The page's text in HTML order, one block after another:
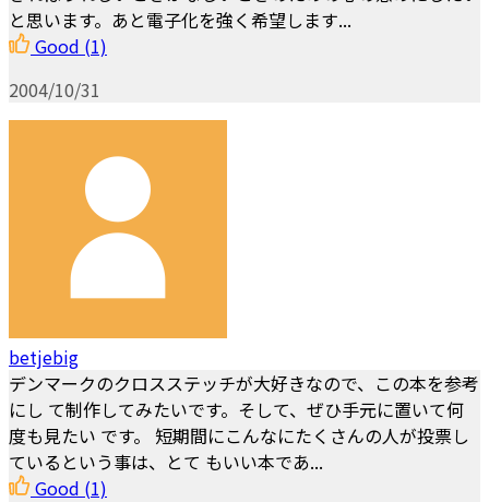
と思います。あと電子化を強く希望します...
Good (1)
2004/10/31
betjebig
デンマークのクロスステッチが大好きなので、この本を参考
にし て制作してみたいです。そして、ぜひ手元に置いて何
度も見たい です。 短期間にこんなにたくさんの人が投票し
ているという事は、とて もいい本であ...
Good (1)